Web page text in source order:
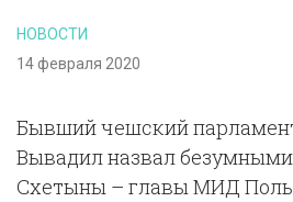
НОВОСТИ
14 февраля 2020
Бывший чешский
Вывадил назвал
Схетыны – главы МИД